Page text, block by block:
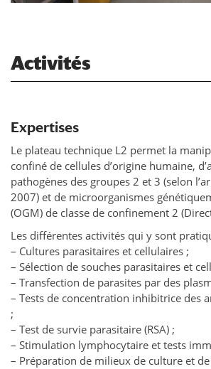
Activités
Expertises
Le plateau technique L2 permet la
confiné de cellules d’origine humaine,
pathogènes des groupes 2 et 3 (selon
2007) et de microorganismes
(OGM) de classe de confinement 2
Les différentes activités qui y sont
– Cultures parasitaires et cellulaires ;
– Sélection de souches parasitaires et
– Transfection de parasites par des
– Tests de concentration inhibitrice des
;
– Test de survie parasitaire (RSA) ;
– Stimulation lymphocytaire et tests
– Préparation de milieux de culture et